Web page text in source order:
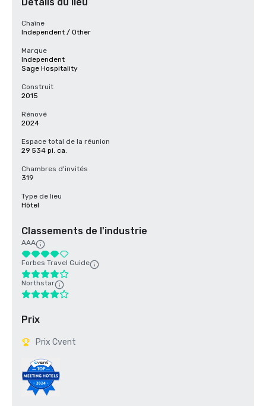
Chaîne
Independent / Other
Marque
Independent
Sage Hospitality
Construit
2015
Rénové
2024
Espace total de la réunion
29 534 pi. ca.
Chambres d'invités
319
Type de lieu
Hôtel
Classements de l'industrie
AAA
Forbes Travel Guide
Northstar
Prix
Prix Cvent